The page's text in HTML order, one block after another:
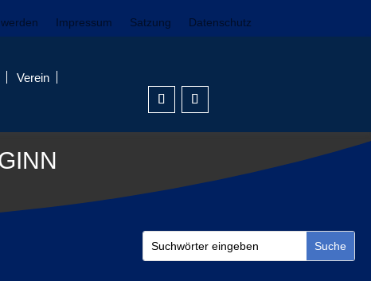
Impressum Satzung Datenschutz
Verein